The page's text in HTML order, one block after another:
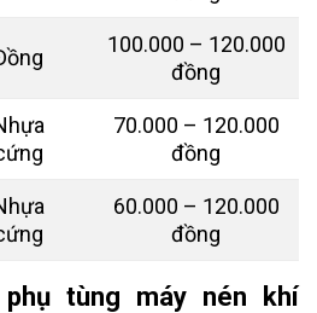
100.000 – 120.000
đồng
70.000 – 120.000
đồng
60.000 – 120.000
đồng
tùng máy nén khí